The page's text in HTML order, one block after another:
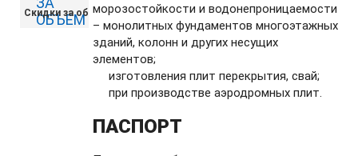
Скидки за объемморозостойкости и водонепроницаемости
– монолитных фундаментов многоэтажных
зданий, колонн и других несущих
элементов;
изготовления плит перекрытия, свай;
при производстве аэродромных плит.
ПАСПОРТ